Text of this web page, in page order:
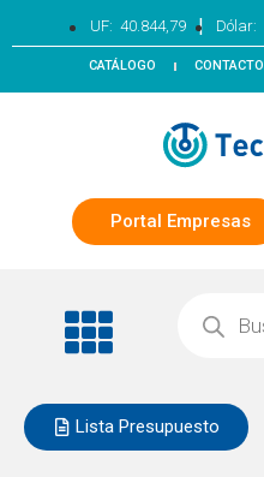
UF: 40.844,79 | Dólar:
CATÁLOGO CONTACTO
Portal Empresas
Lista Presupuesto